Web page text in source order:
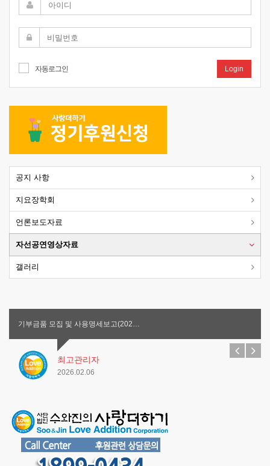
자동로그인 Login
공지 사항
지요장학회
언론보도자료
자선공연영상자료
갤러리
기부금품 모집 및 사용명세보고(202…
최고관리자
2026.02.06